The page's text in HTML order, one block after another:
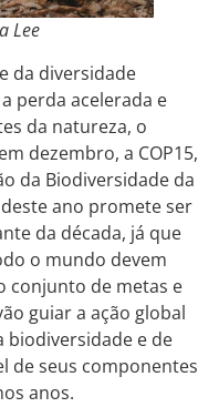
Lee
da diversidade
perda acelerada e
da natureza, o
dezembro, a COP15,
da Biodiversidade da
deste ano promete ser
da década, já que
o mundo devem
conjunto de metas e
guiar a ação global
biodiversidade e de
de seus componentes
anos.